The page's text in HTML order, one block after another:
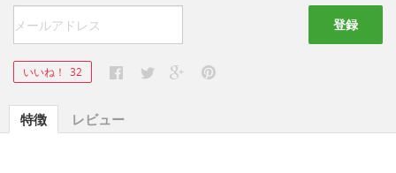
登録
いいね！ 32
特徴 レビュー